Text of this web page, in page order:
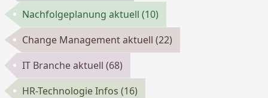
Nachfolgeplanung aktuell(10)
Change Management aktuell(22)
IT Branche aktuell(68)
HR-Technologie Infos(16)